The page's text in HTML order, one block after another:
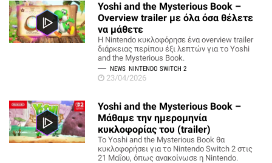
Yoshi and the Mysterious Book –
Overview trailer με όλα όσα θέλετε
να μάθετε
H Nintendo κυκλοφόρησε ένα overview trailer
διάρκειας περίπου έξι λεπτών για το Yoshi
and the Mysterious Book.
NEWS NINTENDO SWITCH 2
23/04/2026
Yoshi and the Mysterious Book –
Μάθαμε την ημερομηνία
κυκλοφορίας του (trailer)
Το Yoshi and the Mysterious Book θα
κυκλοφορήσει για το Nintendo Switch 2 στις
21 Μαΐου, όπως ανακοίνωσε η Nintendo.